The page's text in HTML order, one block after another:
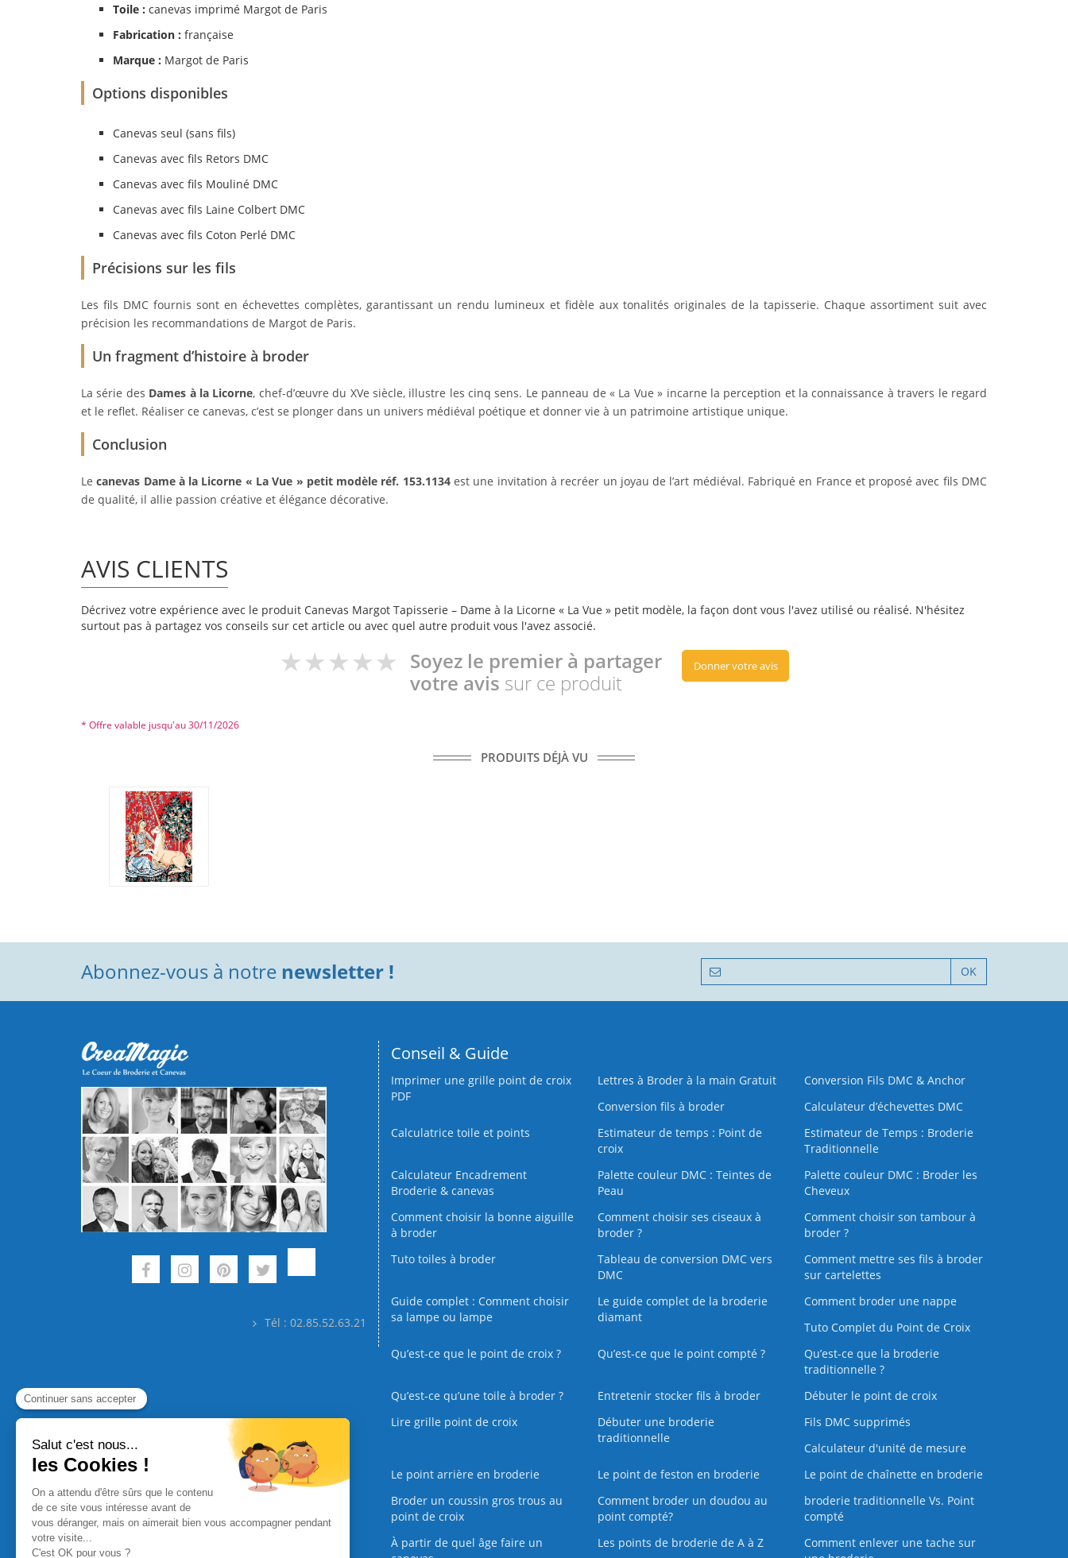
Toile : canevas imprimé Margot de Paris
Fabrication : française
Marque : Margot de Paris
Options disponibles
Canevas seul (sans fils)
Canevas avec fils Retors DMC
Canevas avec fils Mouliné DMC
Canevas avec fils Laine Colbert DMC
Canevas avec fils Coton Perlé DMC
Précisions sur les fils
Les fils DMC fournis sont en échevettes complètes, garantissant un rendu lumineux et fidèle aux tonalités originales de la tapisserie. Chaque assortiment suit avec
précision les recommandations de Margot de Paris.
Un fragment d’histoire à broder
La série des Dames à la Licorne, chef-d’œuvre du XVe siècle, illustre les cinq sens. Le panneau de « La Vue » incarne la perception et la connaissance à travers le regard
et le reflet. Réaliser ce canevas, c’est se plonger dans un univers médiéval poétique et donner vie à un patrimoine artistique unique.
Conclusion
Lecanevas Dame à la Licorne « La Vue » petit modèle réf. 153.1134est une invitation à recréer un joyau de l’art médiéval. Fabriqué en France et proposé avec fils DMC
de qualité, il allie passion créative et élégance décorative.
AVIS CLIENTS
Décrivez votre expérience avec le produit Canevas Margot Tapisserie – Dame à la Licorne « La Vue » petit modèle, la façon dont vous l'avez utilisé ou réalisé. N'hésitez
surtout pas à partagez vos conseils sur cet article ou avec quel autre produit vous l'avez associé.
Soyez le premier à partager
votre avis sur ce produit
Donner votre avis
* Offre valable jusqu'au 30/11/2026
PRODUITS DÉJÀ VU
Abonnez-vous à notre newsletter ! OK
Tél : 02.85.52.63.21
Conseil & Guide
Imprimer une grille point de croix
PDF
Lettres à Broder à la main Gratuit
Conversion Fils DMC & Anchor
Conversion fils à broder
Calculateur d’échevettes DMC
Calculatrice toile et points
Estimateur de temps : Point de
croix
Estimateur de Temps : Broderie
Traditionnelle
Calculateur Encadrement
Broderie & canevas
Palette couleur DMC : Teintes de
Peau
Palette couleur DMC : Broder les
Cheveux
Comment choisir la bonne aiguille
à broder
Comment choisir ses ciseaux à
broder ?
Comment choisir son tambour à
broder ?
Tuto toiles à broder
Tableau de conversion DMC vers
DMC
Comment mettre ses fils à broder
sur cartelettes
Guide complet : Comment choisir
sa lampe ou lampe
Le guide complet de la broderie
diamant
Comment broder une nappe
Tuto Complet du Point de Croix
Qu’est-ce que le point de croix ?
Qu’est-ce que le point compté ?
Qu’est-ce que la broderie
traditionnelle ?
Qu’est‑ce qu’une toile à broder ?
Entretenir stocker fils à broder
Débuter le point de croix
Lire grille point de croix
Débuter une broderie
traditionnelle
Fils DMC supprimés
Calculateur d'unité de mesure
Le point arrière en broderie
Le point de feston en broderie
Le point de chaînette en broderie
Broder un coussin gros trous au
point de croix
Comment broder un doudou au
point compté?
broderie traditionnelle Vs. Point
compté
À partir de quel âge faire un
Les points de broderie de A à Z
Comment enlever une tache sur